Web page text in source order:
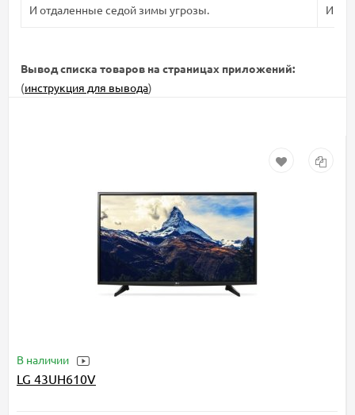
И отдаленные седой зимы угрозы. И
Вывод списка товаров на страницах приложений:
(инструкция для вывода)
В наличии
LG 43UH610V